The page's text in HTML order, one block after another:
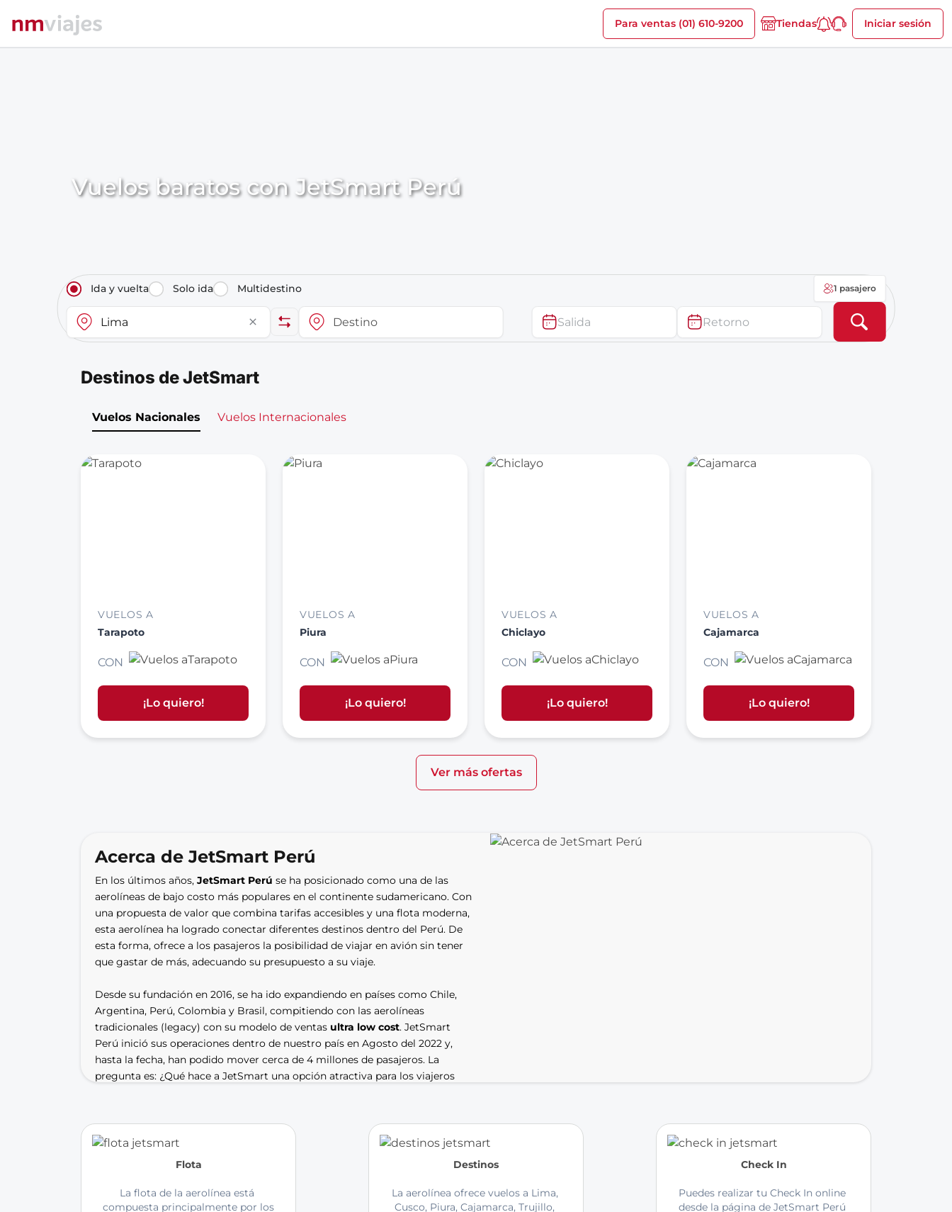
Para ventas (01) 610-9200 Tiendas Iniciar sesión
Vuelos baratos con JetSmart Perú
Ida y vuelta Solo ida Multidestino 1 pasajero
close Salida Retorno
Destinos de JetSmart
Vuelos Nacionales Vuelos Internacionales
VUELOS A
Tarapoto
CON
¡Lo quiero!
VUELOS A
Piura
CON
¡Lo quiero!
VUELOS A
Chiclayo
CON
¡Lo quiero!
VUELOS A
Cajamarca
CON
¡Lo quiero!
Ver más ofertas
Acerca de JetSmart Perú
En los últimos años, JetSmart Perú se ha posicionado como una de las
aerolíneas de bajo costo más populares en el continente sudamericano. Con
una propuesta de valor que combina tarifas accesibles y una flota moderna,
esta aerolínea ha logrado conectar diferentes destinos dentro del Perú. De
esta forma, ofrece a los pasajeros la posibilidad de viajar en avión sin tener
que gastar de más, adecuando su presupuesto a su viaje.
Desde su fundación en 2016, se ha ido expandiendo en países como Chile,
Argentina, Perú, Colombia y Brasil, compitiendo con las aerolíneas
tradicionales (legacy) con su modelo de ventas ultra low cost. JetSmart
Perú inició sus operaciones dentro de nuestro país en Agosto del 2022 y,
hasta la fecha, han podido mover cerca de 4 millones de pasajeros. La
pregunta es: ¿Qué hace a JetSmart una opción atractiva para los viajeros
Uno de los atributos más resaltantes de la aerolínea es su flota moderna y
eficiente. JetSmart opera exclusivamente con aviones
avanzada. Verás que ciertos aviones de la aerolínea tienen un diseño
distintivo con imágenes de animales en la cola, lo que le da una identidad
Flota
La flota de la aerolínea está
compuesta principalmente por los
Destinos
La aerolínea ofrece vuelos a Lima,
Cusco, Piura, Cajamarca, Trujillo,
Check In
Puedes realizar tu Check In online
desde la página de JetSmart Perú